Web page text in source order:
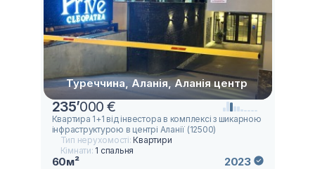
Туреччина, Аланія, Аланія центр
235’000 €
Квартира 1+1 від інвестора в комплексі з шикарною
інфраструктурою в центрі Аланії (12500)
Тип нерухомості:Квартири
Кімнати: 1 спальня
60м² 2023